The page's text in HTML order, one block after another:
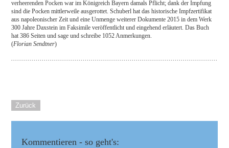
verheerenden Pocken war im Königreich Bayern damals Pflicht; dank der Impfung
sind die Pocken mittlerweile ausgerottet. Schuberl hat das historische Impfzertifikat
aus napoleonischer Zeit und eine Unmenge weiterer Dokumente 2015 in dem Werk
300 Jahre Daxstein im Faksimile veröffentlicht und eingehend erläutert. Das Buch
hat 386 Seiten und sage und schreibe 1052 Anmerkungen.
(Florian Sendtner)
Zurück
Kommentieren - so geht's: